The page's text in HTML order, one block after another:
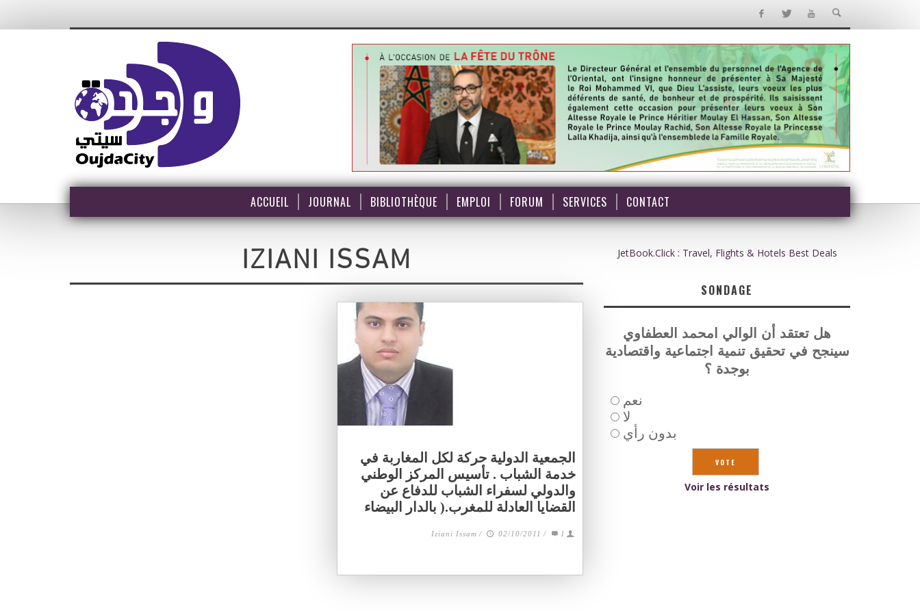
ACCUEIL JOURNAL BIBLIOTHÈQUE EMPLOI FORUM SERVICES CONTACT
IZIANI ISSAM
الجمعية الدولية حركة لكل المغاربة في
خدمة الشباب . تأسيس المركز الوطني
والدولي لسفراء الشباب للدفاع عن
القضايا العادلة للمغرب.( بالدار البيضاء
Iziani Issam / 02/10/2011 / 1
JetBook.Click : Travel, Flights & Hotels Best Deals
SONDAGE
هل تعتقد أن الوالي امحمد العطفاوي
سينجح في تحقيق تنمية اجتماعية واقتصادية
بوجدة ؟
نعم
لا
بدون رأي
Voir les résultats